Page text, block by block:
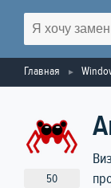
Главная
50